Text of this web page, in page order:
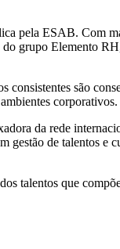
pela ESAB. Com
grupo Elemento
são
corporativos.
da rede
de talentos e
talentos que